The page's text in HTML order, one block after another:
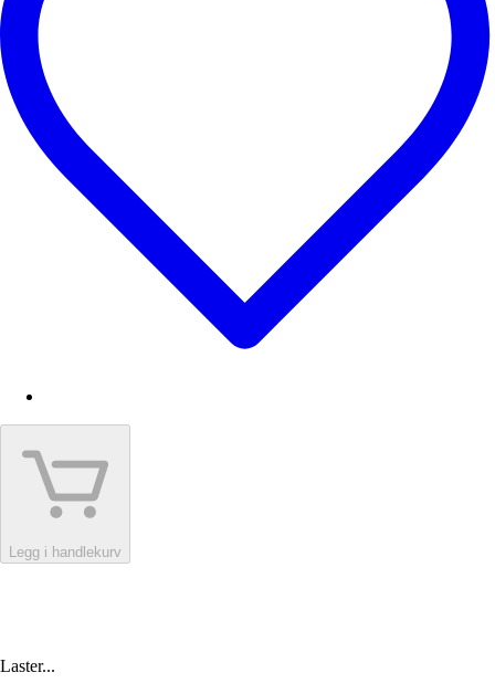
Legg i handlekurv
Laster...